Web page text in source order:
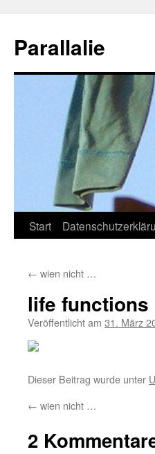
springen
Parallalie
Start
← wien nicht …
life
Veröffentlicht am 31. März
Dieser Beitrag wurde unter
← wien nicht …
2